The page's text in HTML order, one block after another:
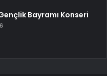
Bayramı Konseri